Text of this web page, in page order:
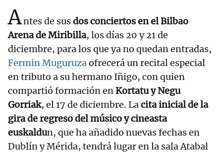
Antes de susdos conciertos en el Bilbao
Arena de Miribilla, los días 20 y 21 de
diciembre, para los que ya no quedan entradas,
Fermin Muguruzaofrecerá un recital especial
en tributo a su hermano Iñigo, con quien
compartió formación enKortatu y Negu
Gorriak, el 17 de diciembre. Lacita inicial de la
gira de regreso del músico y cineasta
euskaldun, que ha añadido nuevas fechas en
Dublín y Mérida, tendrá lugar en la sala Atabal